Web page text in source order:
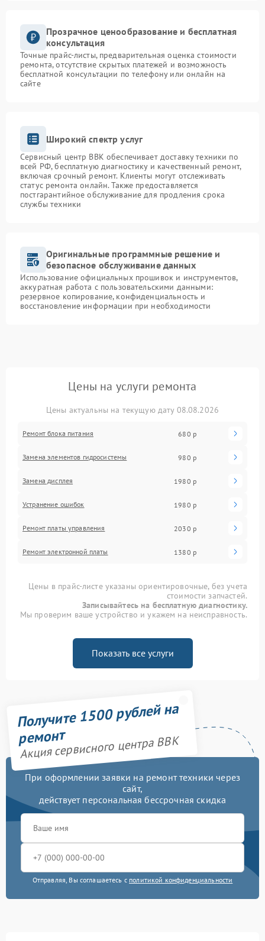
Прозрачное ценообразование и бесплатная
консультация
Точные прайс-листы, предварительная оценка стоимости
ремонта, отсутствие скрытых платежей и возможность
бесплатной консультации по телефону или онлайн на
сайте
Широкий спектр услуг
Сервисный центр BBK обеспечивает доставку техники по
всей РФ, бесплатную диагностику и качественный ремонт,
включая срочный ремонт. Клиенты могут отслеживать
статус ремонта онлайн. Также предоставляется
постгарантийное обслуживание для продления срока
службы техники
Оригинальные программные решение и
безопасное обслуживание данных
Использование официальных прошивок и инструментов,
аккуратная работа с пользовательскими данными:
резервное копирование, конфиденциальность и
восстановление информации при необходимости
Цены на услуги ремонта
Цены актуальны на текущую дату 08.08.2026
Ремонт блока питания 680 р
Замена элементов гидросистемы 980 р
Замена дисплея 1980 р
Устранение ошибок 1980 р
Ремонт платы управления 2030 р
Ремонт электронной платы 1380 р
Цены в прайс-листе указаны ориентировочные, без учета
стоимости запчастей.
Записывайтесь на бесплатную диагностику.
Мы проверим ваше устройство и укажем на неисправность.
Показать все услуги
Получите 1500 рублей на
ремонт
Акция сервисного центра BBK
При оформлении заявки на ремонт техники через
сайт,
действует персональная бессрочная скидка
Отправляя, Вы соглашаетесь с политикой конфиденциальности